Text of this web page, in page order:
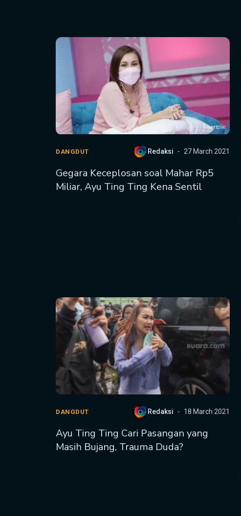
DANGDUT Redaksi 27 March 2021
Gegara Keceplosan soal Mahar Rp5
Miliar, Ayu Ting Ting Kena Sentil
DANGDUT Redaksi 18 March 2021
Ayu Ting Ting Cari Pasangan yang
Masih Bujang, Trauma Duda?